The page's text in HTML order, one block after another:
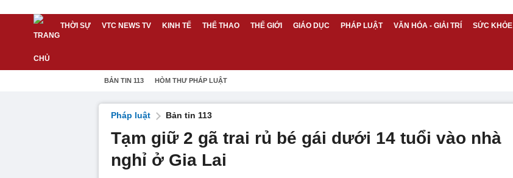
THỜI SỰ VTC NEWS TV KINH TẾ THỂ THAO THẾ GIỚI GIÁO DỤC PHÁP LUẬT VĂN HÓA - GIẢI TRÍ SỨC KHỎE
BẢN TIN 113 HÒM THƯ PHÁP LUẬT
Pháp luật Bản tin 113
Tạm giữ 2 gã trai rủ bé gái dưới 14 tuổi vào nhà
nghỉ ở Gia Lai